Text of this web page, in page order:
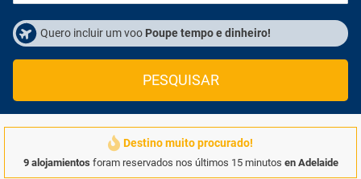
Quero incluir um voo Poupe tempo e dinheiro!
PESQUISAR
Destino muito procurado!
9 alojamientos foram reservados nos últimos 15 minutos en Adelaide